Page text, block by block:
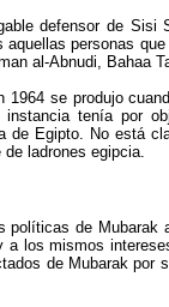
defensor de Sisi
personas
al-Abnudi, Bahaa
se produjo
tenía por
de Egipto. No está
ladrones egipcia.
políticas de
los mismos
de Mubarak por